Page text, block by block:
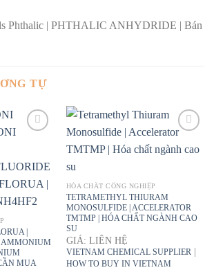
Phthalic | PHTHALIC ANHYDRIDE | Bán
TỰ
|
AMMONIUM
MUA
HÓA CHẤT CÔNG NGHIỆP
TETRAMETHYL THIURAM
MONOSULFIDE | ACCELERATOR
TMTMP | HÓA CHẤT NGÀNH CAO
SU
GIÁ: LIÊN HỆ
VIETNAM CHEMICAL SUPPLIER
HOW TO BUY IN VIETNAM